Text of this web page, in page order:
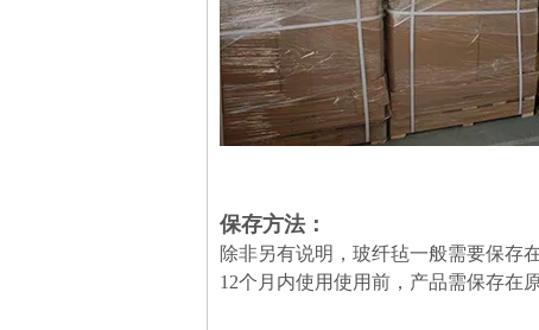
保存方法：
除非另有说明，玻纤毡一般需要保存
12个月内使用使用前，产品需保存在